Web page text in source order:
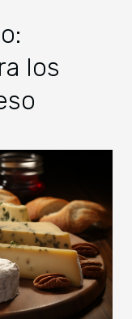
los